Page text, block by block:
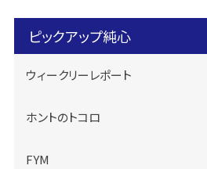
ピックアップ純心
ウィークリーレポート
ホントのトコロ
FYM